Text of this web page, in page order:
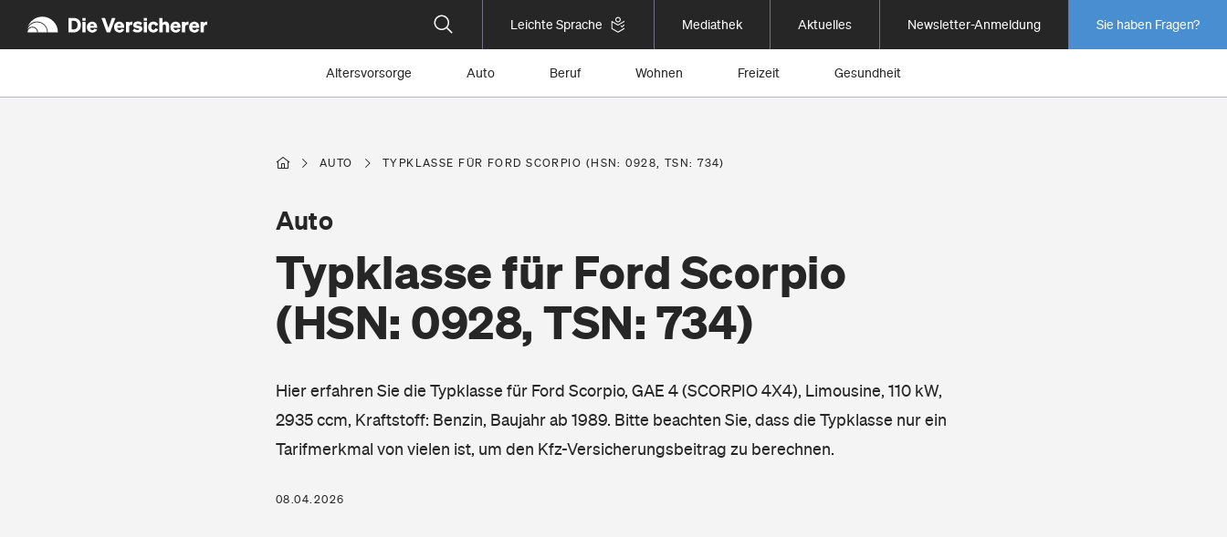
Leichte Sprache Mediathek Aktuelles Newsletter-Anmeldung Sie haben Fragen?
Altersvorsorge Auto Beruf Wohnen Freizeit Gesundheit
AUTO TYPKLASSE FÜR FORD SCORPIO (HSN: 0928, TSN: 734)
Typklasse für Ford Scorpio
(HSN: 0928, TSN: 734)
Auto
Hier erfahren Sie die Typklasse für Ford Scorpio, GAE 4 (SCORPIO 4X4), Limousine, 110 kW,
2935 ccm, Kraftstoff: Benzin, Baujahr ab 1989. Bitte beachten Sie, dass die Typklasse nur ein
Tarifmerkmal von vielen ist, um den Kfz-Versicherungsbeitrag zu berechnen.
08.04.2026